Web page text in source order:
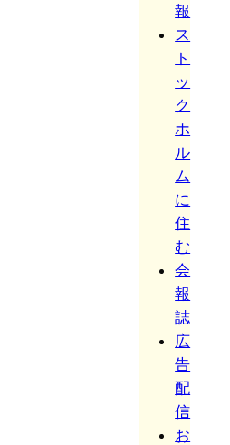
報
ス
ト
ッ
ク
ホ
ル
ム
に
住
む
会
報
誌
広
告
配
信
お